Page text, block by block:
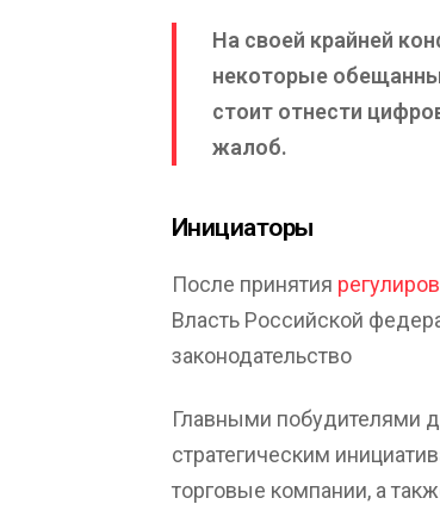
На своей крайней
некоторые
стоит отнести
жалоб.
Инициаторы
После принятия
Власть Российской
законодательство
Главными побудителями
стратегическим
торговые компании, а